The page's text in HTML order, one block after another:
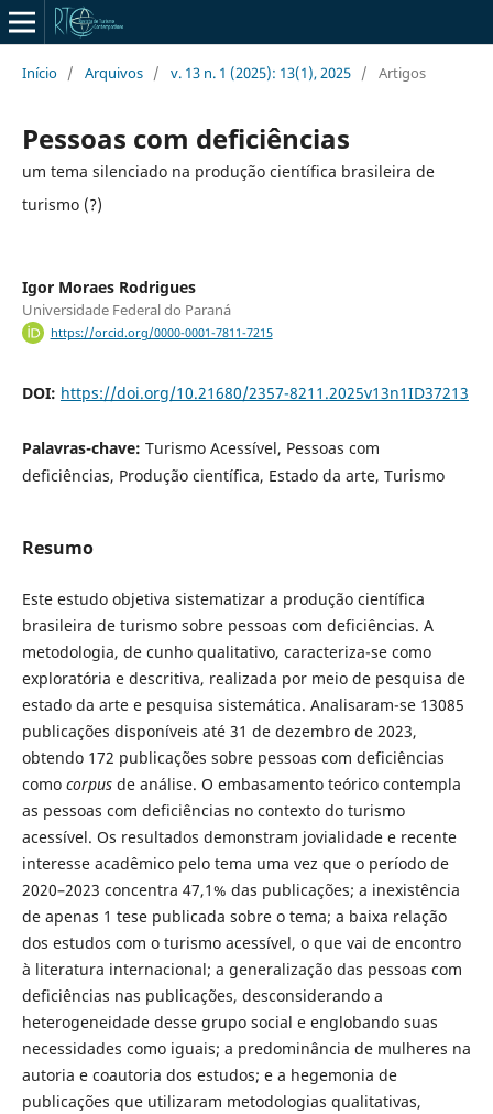
Início / Arquivos / v. 13 n. 1 (2025): 13(1), 2025 / Artigos
Pessoas com deficiências
um tema silenciado na produção científica brasileira de
turismo (?)
Igor Moraes Rodrigues
Universidade Federal do Paraná
https://orcid.org/0000-0001-7811-7215
DOI: https://doi.org/10.21680/2357-8211.2025v13n1ID37213
Palavras-chave: Turismo Acessível, Pessoas com
deficiências, Produção científica, Estado da arte, Turismo
Resumo
Este estudo objetiva sistematizar a produção científica
brasileira de turismo sobre pessoas com deficiências. A
metodologia, de cunho qualitativo, caracteriza-se como
exploratória e descritiva, realizada por meio de pesquisa de
estado da arte e pesquisa sistemática. Analisaram-se 13085
publicações disponíveis até 31 de dezembro de 2023,
obtendo 172 publicações sobre pessoas com deficiências
como corpusde análise. O embasamento teórico contempla
as pessoas com deficiências no contexto do turismo
acessível. Os resultados demonstram jovialidade e recente
interesse acadêmico pelo tema uma vez que o período de
2020–2023 concentra 47,1% das publicações; a inexistência
de apenas 1 tese publicada sobre o tema; a baixa relação
dos estudos com o turismo acessível, o que vai de encontro
à literatura internacional; a generalização das pessoas com
deficiências nas publicações, desconsiderando a
heterogeneidade desse grupo social e englobando suas
necessidades como iguais; a predominância de mulheres na
autoria e coautoria dos estudos; e a hegemonia de
publicações que utilizaram metodologias qualitativas,